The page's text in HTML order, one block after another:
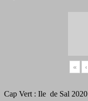
« ‹
Cap Vert : Ile de Sal 2020